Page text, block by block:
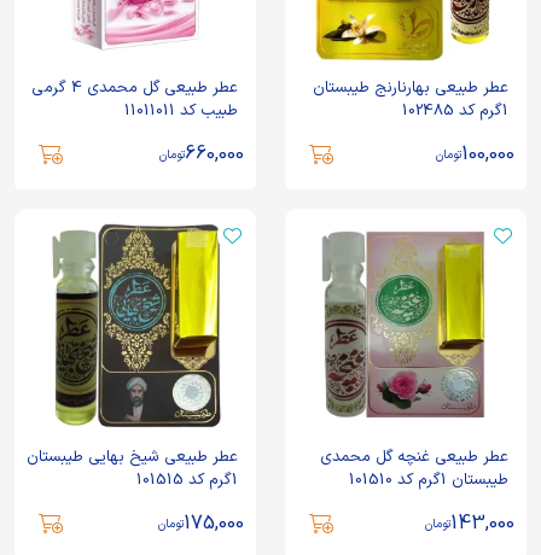
عطر طبیعی بهارنارنج طیبستان
1گرم کد 102485
100,000تومان
عطر طبیعی گل محمدی 4 گرمی
طبیب کد 11011011
660,000تومان
عطر طبیعی غنچه گل محمدی
طیبستان 1گرم کد 101510
143,000تومان
عطر طبیعی شیخ بهایی طیبستان
1گرم کد 101515
175,000تومان